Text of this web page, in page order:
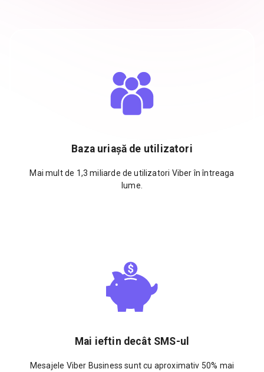
Baza uriașă de utilizatori
Mai mult de 1,3 miliarde de utilizatori Viber în întreaga
lume.
Mai ieftin decât SMS-ul
Mesajele Viber Business sunt cu aproximativ 50% mai